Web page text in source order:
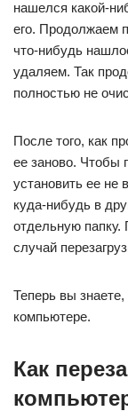
нашелся какой-
его. Продолжаем
что-нибудь
удаляем. Так
полностью не
После того, как
ее заново. Чтобы
установить ее не
куда-нибудь в
отдельную папку.
случай
Теперь вы знаете,
компьютере.
Как